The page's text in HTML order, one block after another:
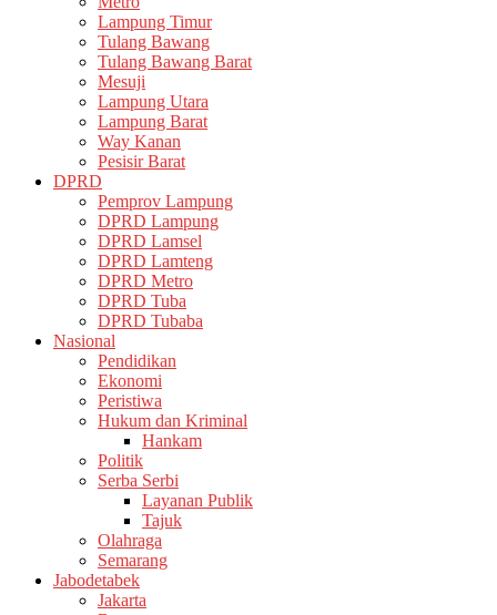
Lampung Timur
Tulang Bawang
Tulang Bawang Barat
Mesuji
Lampung Utara
Lampung Barat
Way Kanan
Pesisir Barat
DPRD
Pemprov Lampung
DPRD Lampung
DPRD Lamsel
DPRD Lamteng
DPRD Metro
DPRD Tuba
DPRD Tubaba
Nasional
Pendidikan
Ekonomi
Peristiwa
Hukum dan Kriminal
Hankam
Politik
Serba Serbi
Layanan Publik
Tajuk
Olahraga
Semarang
Jabodetabek
Jakarta